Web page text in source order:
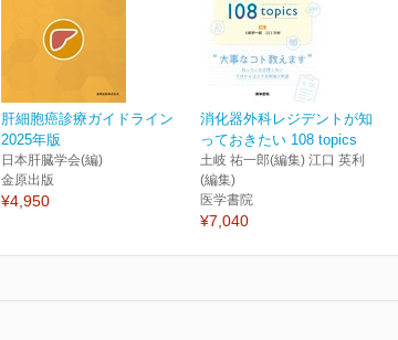
肝細胞癌診療ガイドライン
2025年版
日本肝臓学会(編)
金原出版
¥4,950
消化器外科レジデントが知
っておきたい 108 topics
土岐 祐一郎(編集) 江口 英利
(編集)
医学書院
¥7,040